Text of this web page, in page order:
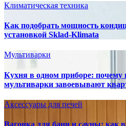
Климатическая техника
Как подобрать мощность
установкой Sklad-Klimata
Мультиварки
Кухня в одном приборе:
мультиварки завоевывают
Аксессуары для печей
Вагонка для бани и сауны: как